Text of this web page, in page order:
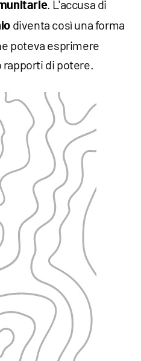
. L'accusa di
diventa così una forma
poteva esprimere
di potere.